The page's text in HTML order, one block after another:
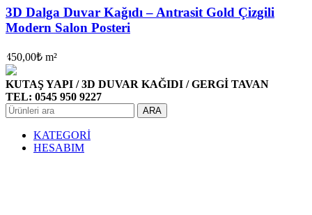
3D Dalga Duvar Kağıdı – Antrasit Gold Çizgili
Modern Salon Posteri
450,00₺ m²
KUTAŞ YAPI / 3D DUVAR KAĞIDI / GERGİ TAVAN
TEL: 0545 950 9227
ARA
KATEGORİ
HESABIM